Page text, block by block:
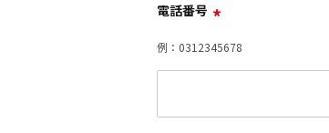
電話番号 *
例：0312345678